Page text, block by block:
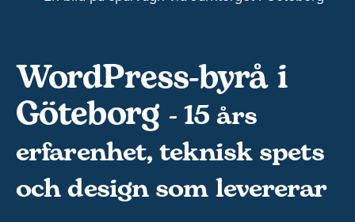
WordPress-byrå i
Göteborg- 15 års
erfarenhet, teknisk spets
och design som levererar